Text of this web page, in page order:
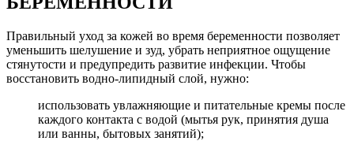
Правильный уход за кожей во время беременности позволяет
уменьшить шелушение и зуд, убрать неприятное ощущение
стянутости и предупредить развитие инфекции. Чтобы
восстановить водно-липидный слой, нужно:
использовать увлажняющие и питательные кремы после
каждого контакта с водой (мытья рук, принятия душа
или ванны, бытовых занятий);